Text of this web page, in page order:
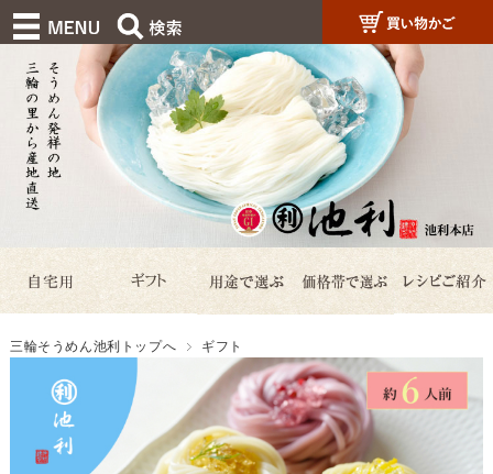
三輪そうめん池利トップへ ギフト